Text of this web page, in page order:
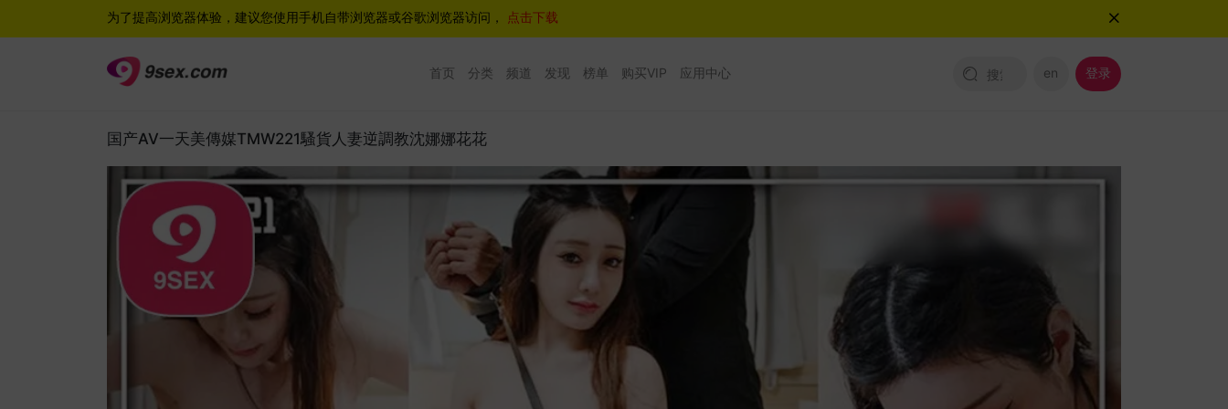
为了提高浏览器体验，建议您使用手机自带浏览器或谷歌浏览器访问， 点击下载
首页 分类 频道 发现 榜单 购买VIP 应用中心 en 登录
国产AV一天美傳媒TMW221騷貨人妻逆調教沈娜娜花花